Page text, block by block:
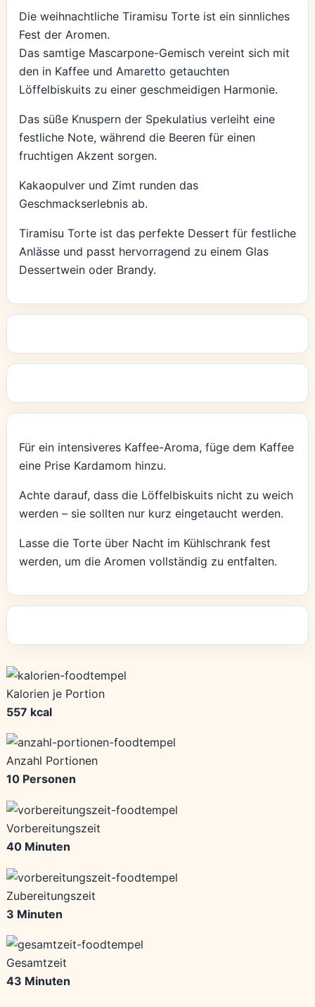
Die weihnachtliche Tiramisu Torte ist ein sinnliches
Fest der Aromen.
Das samtige Mascarpone-Gemisch vereint sich mit
den in Kaffee und Amaretto getauchten
Löffelbiskuits zu einer geschmeidigen Harmonie.
Das süße Knuspern der Spekulatius verleiht eine
festliche Note, während die Beeren für einen
fruchtigen Akzent sorgen.
Kakaopulver und Zimt runden das
Geschmackserlebnis ab.
Tiramisu Torte ist das perfekte Dessert für festliche
Anlässe und passt hervorragend zu einem Glas
Dessertwein oder Brandy.
Für ein intensiveres Kaffee-Aroma, füge dem Kaffee
eine Prise Kardamom hinzu.
Achte darauf, dass die Löffelbiskuits nicht zu weich
werden – sie sollten nur kurz eingetaucht werden.
Lasse die Torte über Nacht im Kühlschrank fest
werden, um die Aromen vollständig zu entfalten.
Kalorien je Portion
557 kcal
Anzahl Portionen
10 Personen
Vorbereitungszeit
40 Minuten
Zubereitungszeit
3 Minuten
Gesamtzeit
43 Minuten